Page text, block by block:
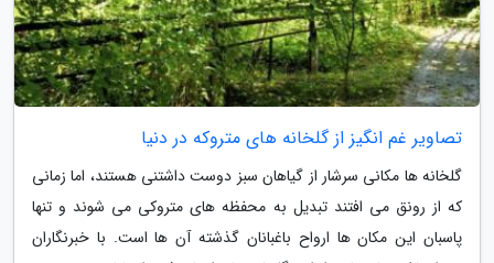
تصاویر غم انگیز از گلخانه های متروکه در دنیا
گلخانه ها مکانی سرشار از گیاهان سبز دوست داشتنی هستند، اما زمانی
که از رونق می افتند تبدیل به محفظه های متروکی می شوند و تنها
پاسبان این مکان ها ارواح باغبانان گذشته آن ها است. با خبرنگاران